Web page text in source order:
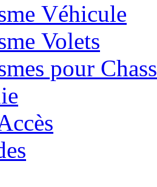
Véhicule
Volets
pour